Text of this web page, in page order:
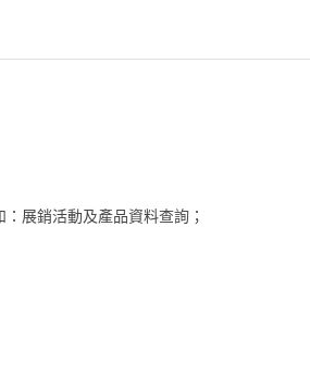
展銷活動及產品資料查詢；